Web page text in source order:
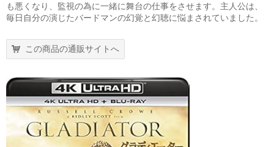
も悪くなり、監視の為に一緒に舞台の仕事をさせます。主人公は、
毎日自分の演じたバードマンの幻覚と幻聴に悩まされていました。
この商品の通販サイトへ